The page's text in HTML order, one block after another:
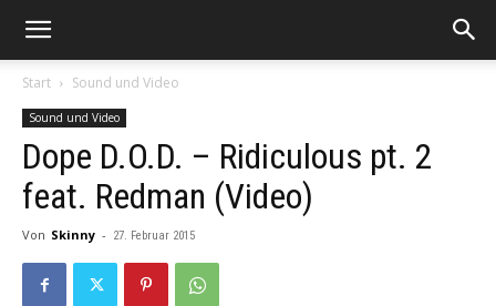
Start Sound und Video
Sound und Video
Dope D.O.D. – Ridiculous pt. 2
feat. Redman (Video)
Von Skinny - 27. Februar 2015